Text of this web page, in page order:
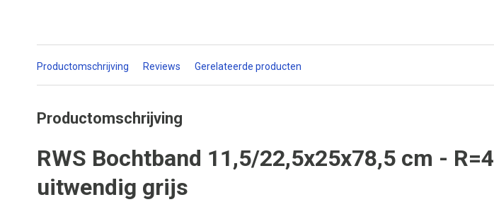
Productomschrijving Reviews Gerelateerde producten
Productomschrijving
RWS Bochtband 11,5/22,5x25x78,5 cm - R=4
uitwendig grijs